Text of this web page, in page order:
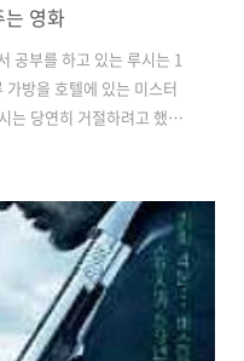
영화
공부를 하고 있는 루시는 1
방을 호텔에 있는 미스터
는 당연히 거절하려고 했지
수갑을 루시의 팔에 채워버
하들을 내려보냅니다. 호텔
맞아 쓰러지는 것을 목격한
류 가방을 열어보니 가방 속
들어있었습니다. 그 푸른색
루시를 마약 운반책으로 끌